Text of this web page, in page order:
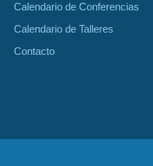
Calendario de Conferencias
Calendario de Talleres
Contacto